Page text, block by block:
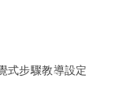
式步驟教導設定